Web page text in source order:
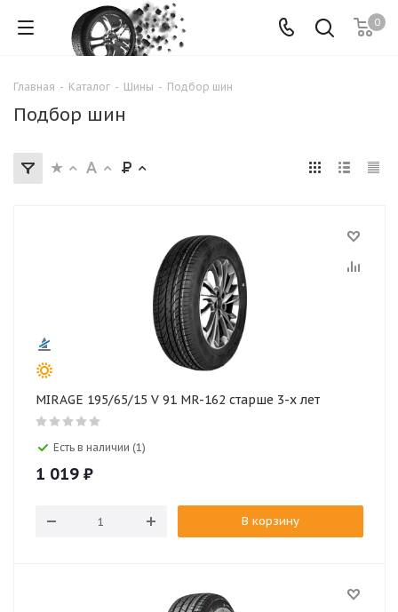
0
Главная - Каталог - Шины - Подбор шин
Подбор шин
MIRAGE 195/65/15 V 91 MR-162 старше 3-х лет
Есть в наличии (1)
1 019 ₽
В корзину